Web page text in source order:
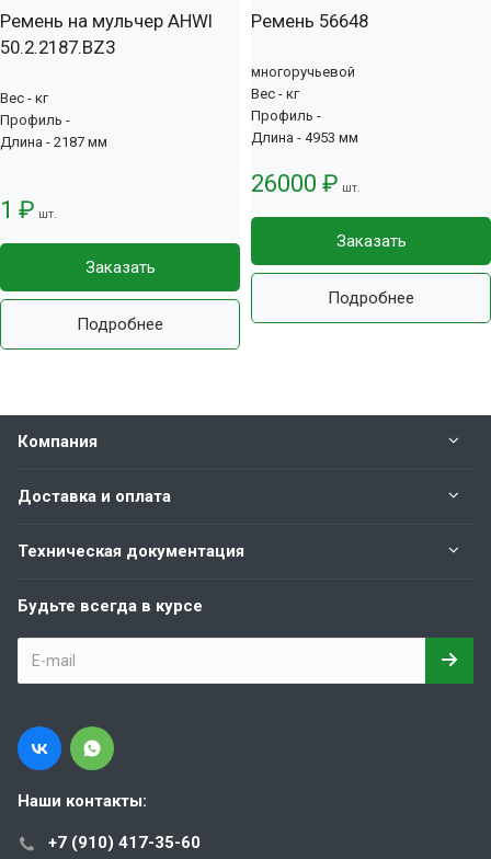
Ремень на мульчер AHWI
50.2.2187.BZ3
Вес - кг
Профиль -
Длина - 2187 мм
1 ₽ шт.
Заказать
Подробнее
Ремень 56648
многоручьевой
Вес - кг
Профиль -
Длина - 4953 мм
26000 ₽ шт.
Заказать
Подробнее
Компания
Доставка и оплата
Техническая документация
Будьте всегда в курсе
Наши контакты:
+7 (910) 417-35-60